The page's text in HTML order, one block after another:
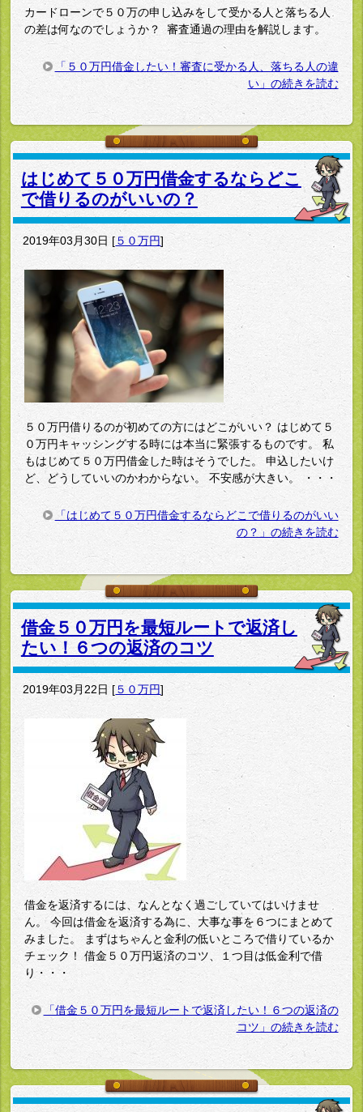
カードローンで５０万の申し込みをして受かる人と落ちる人
の差は何なのでしょうか？ 審査通過の理由を解説します。
「５０万円借金したい！審査に受かる人、落ちる人の違
い」の続きを読む
はじめて５０万円借金するならどこ
で借りるのがいいの？
2019年03月30日 [５０万円]
５０万円借りるのが初めての方にはどこがいい？ はじめて５
０万円キャッシングする時には本当に緊張するものです。 私
もはじめて５０万円借金した時はそうでした。 申込したいけ
ど、どうしていいのかわからない。 不安感が大きい。 ・・・
「はじめて５０万円借金するならどこで借りるのがいい
の？」の続きを読む
借金５０万円を最短ルートで返済し
たい！６つの返済のコツ
2019年03月22日 [５０万円]
借金を返済するには、なんとなく過ごしていてはいけませ
ん。 今回は借金を返済する為に、大事な事を６つにまとめて
みました。 まずはちゃんと金利の低いところで借りているか
チェック！ 借金５０万円返済のコツ、１つ目は低金利で借
り・・・
「借金５０万円を最短ルートで返済したい！６つの返済の
コツ」の続きを読む